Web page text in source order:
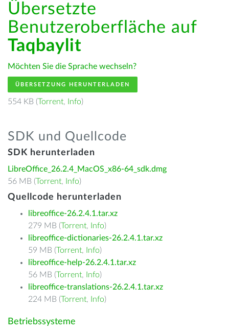
Übersetzte
Benutzeroberfläche auf
Taqbaylit
Möchten Sie die Sprache wechseln?
ÜBERSETZUNG HERUNTERLADEN
554 KB (Torrent, Info)
SDK und Quellcode
SDK herunterladen
LibreOffice_26.2.4_MacOS_x86-64_sdk.dmg
56 MB (Torrent, Info)
Quellcode herunterladen
libreoffice-26.2.4.1.tar.xz
279 MB (Torrent, Info)
libreoffice-dictionaries-26.2.4.1.tar.xz
59 MB (Torrent, Info)
libreoffice-help-26.2.4.1.tar.xz
56 MB (Torrent, Info)
libreoffice-translations-26.2.4.1.tar.xz
224 MB (Torrent, Info)
Betriebssysteme